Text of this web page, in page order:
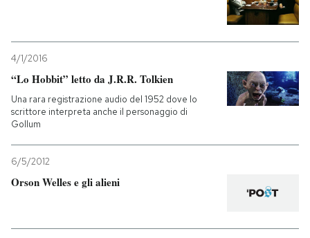
Entra
4/1/2016
“Lo Hobbit” letto da J.R.R. Tolkien
Una rara registrazione audio del 1952 dove lo
scrittore interpreta anche il personaggio di
Gollum
6/5/2012
Orson Welles e gli alieni